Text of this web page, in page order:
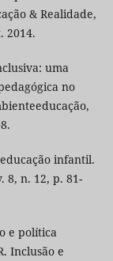
& Realidade,
2014.
uma
no
infantil.
8, n. 12, p. 81-
e política
Inclusão e